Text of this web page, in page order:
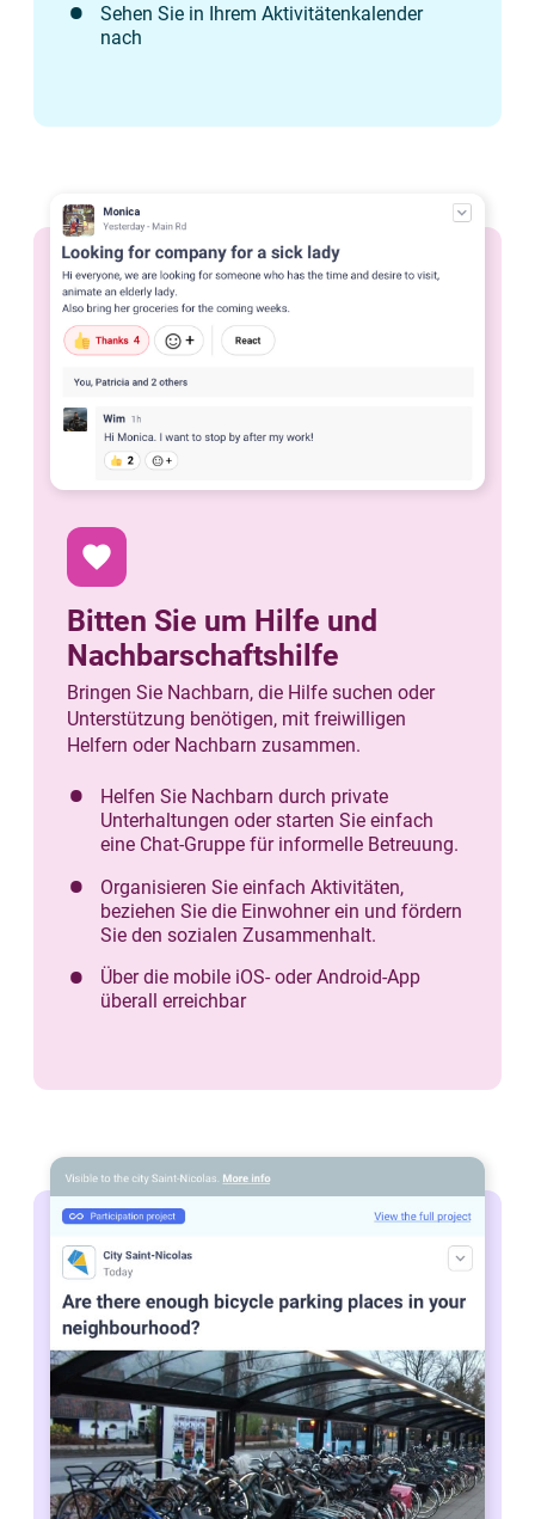
Sehen Sie in Ihrem Aktivitätenkalender
nach
favorite
Bitten Sie um Hilfe und
Nachbarschaftshilfe
Bringen Sie Nachbarn, die Hilfe suchen oder
Unterstützung benötigen, mit freiwilligen
Helfern oder Nachbarn zusammen.
Helfen Sie Nachbarn durch private
Unterhaltungen oder starten Sie einfach
eine Chat-Gruppe für informelle Betreuung.
Organisieren Sie einfach Aktivitäten,
beziehen Sie die Einwohner ein und fördern
Sie den sozialen Zusammenhalt.
Über die mobile iOS- oder Android-App
überall erreichbar